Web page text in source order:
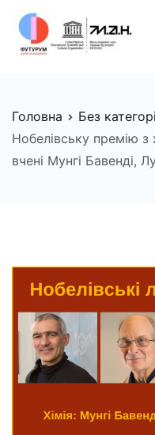
Перейти
вмісту
Головна
Без
Нобелівську премію з
вчені Мунгі Бавенді,